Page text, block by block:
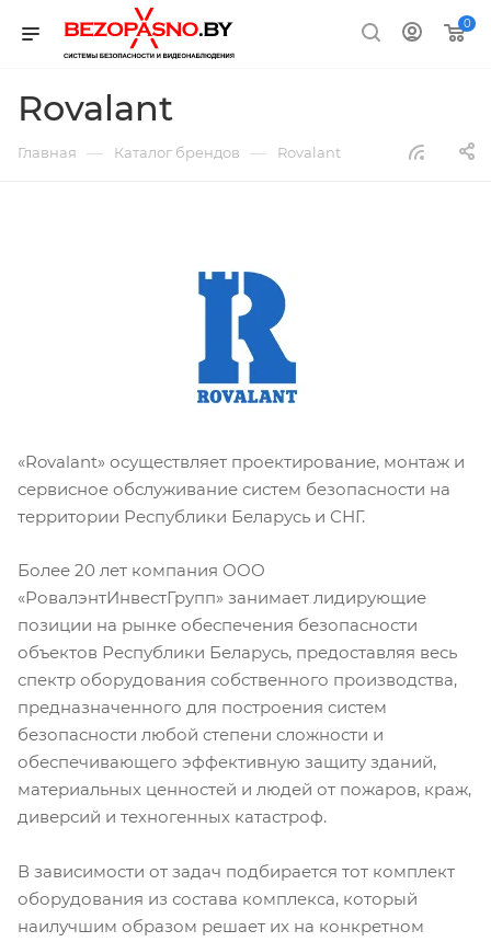
0
Rovalant
Главная — Каталог брендов — Rovalant
«Rovalant» осуществляет проектирование, монтаж и
сервисное обслуживание систем безопасности на
территории Республики Беларусь и СНГ.
Более 20 лет компания ООО
«РовалэнтИнвестГрупп» занимает лидирующие
позиции на рынке обеспечения безопасности
объектов Республики Беларусь, предоставляя весь
спектр оборудования собственного производства,
предназначенного для построения систем
безопасности любой степени сложности и
обеспечивающего эффективную защиту зданий,
материальных ценностей и людей от пожаров, краж,
диверсий и техногенных катастроф.
В зависимо­сти от задач подбирается тот комплект
оборудования из состава комплекса, который
наилучшим образом решает их на конкретном